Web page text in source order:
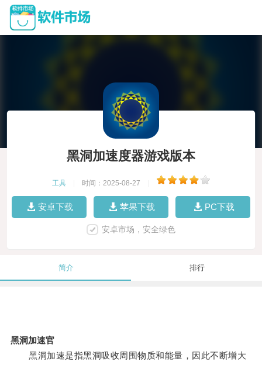
黑洞加速度器游戏版本
工具 时间：2025-08-27
安卓下载 苹果下载 PC下载
安卓市场，安全绿色
简介 排行
黑洞加速官
黑洞加速是指黑洞吸收周围物质和能量，因此不断增大